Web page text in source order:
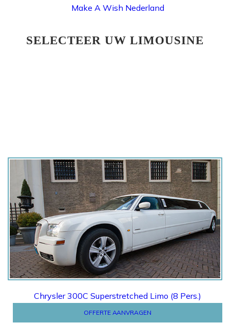
Make A Wish Nederland
SELECTEER UW LIMOUSINE
Offerte
Chrysler 300C Superstretched Limo (8 Pers.)
OFFERTE AANVRAGEN